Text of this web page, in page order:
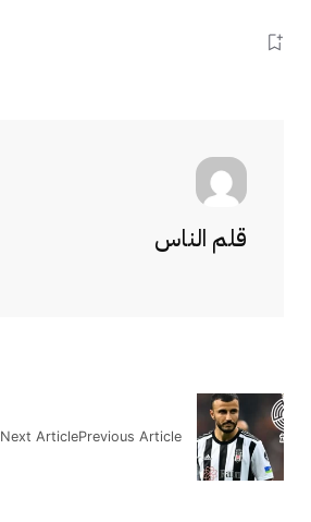
قلم الناس
Previous Article
Next Article